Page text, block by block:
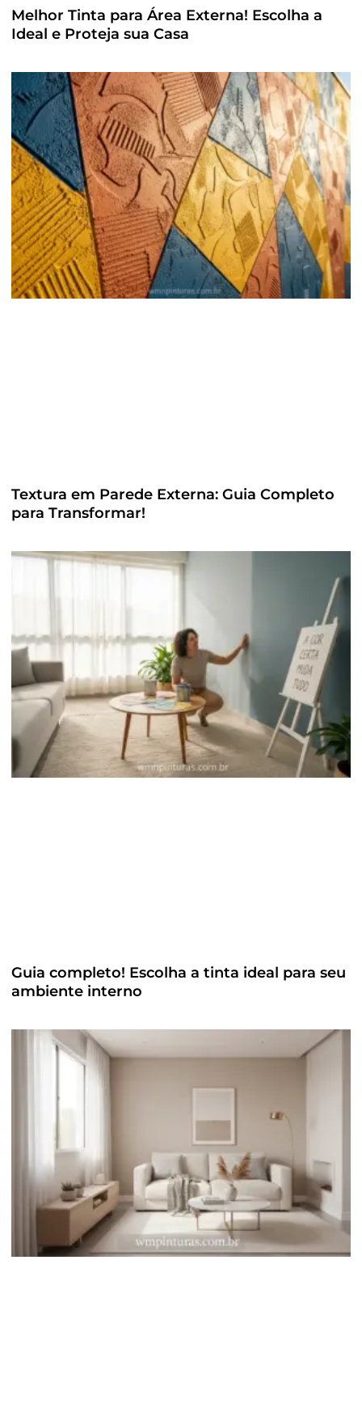
Melhor Tinta para Área Externa! Escolha a
Ideal e Proteja sua Casa
Textura em Parede Externa: Guia Completo
para Transformar!
Guia completo! Escolha a tinta ideal para seu
ambiente interno